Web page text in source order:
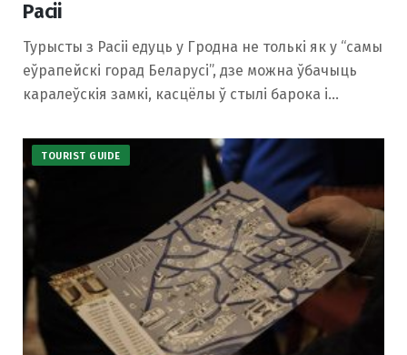
Расіі
Турысты з Расіі едуць у Гродна не толькі як у “самы
еўрапейскі горад Беларусі”, дзе можна ўбачыць
каралеўскія замкі, касцёлы ў стылі барока і…
TOURIST GUIDE